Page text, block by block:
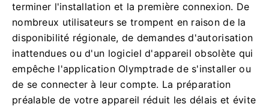
terminer l'installation et la première connexion. De
nombreux utilisateurs se trompent en raison de la
disponibilité régionale, de demandes d'autorisation
inattendues ou d'un logiciel d'appareil obsolète qui
empêche l'application Olymptrade de s'installer ou
de se connecter à leur compte. La préparation
préalable de votre appareil réduit les délais et évite